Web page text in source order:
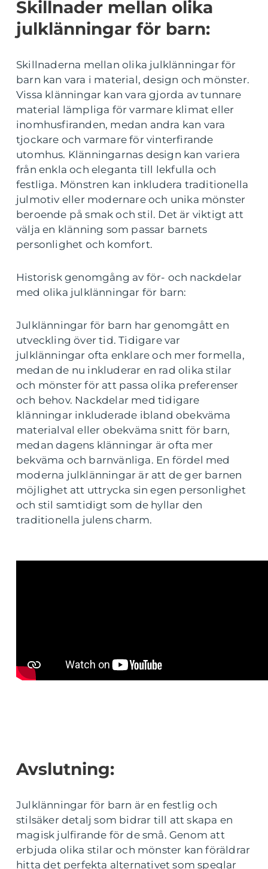
Skillnader mellan olika
julklänningar för barn:
Skillnaderna mellan olika julklänningar för
barn kan vara i material, design och mönster.
Vissa klänningar kan vara gjorda av tunnare
material lämpliga för varmare klimat eller
inomhusfiranden, medan andra kan vara
tjockare och varmare för vinterfirande
utomhus. Klänningarnas design kan variera
från enkla och eleganta till lekfulla och
festliga. Mönstren kan inkludera traditionella
julmotiv eller modernare och unika mönster
beroende på smak och stil. Det är viktigt att
välja en klänning som passar barnets
personlighet och komfort.
Historisk genomgång av för- och nackdelar
med olika julklänningar för barn:
Julklänningar för barn har genomgått en
utveckling över tid. Tidigare var
julklänningar ofta enklare och mer formella,
medan de nu inkluderar en rad olika stilar
och mönster för att passa olika preferenser
och behov. Nackdelar med tidigare
klänningar inkluderade ibland obekväma
materialval eller obekväma snitt för barn,
medan dagens klänningar är ofta mer
bekväma och barnvänliga. En fördel med
moderna julklänningar är att de ger barnen
möjlighet att uttrycka sin egen personlighet
och stil samtidigt som de hyllar den
traditionella julens charm.
Avslutning:
Julklänningar för barn är en festlig och
stilsäker detalj som bidrar till att skapa en
magisk julfirande för de små. Genom att
erbjuda olika stilar och mönster kan föräldrar
hitta det perfekta alternativet som speglar